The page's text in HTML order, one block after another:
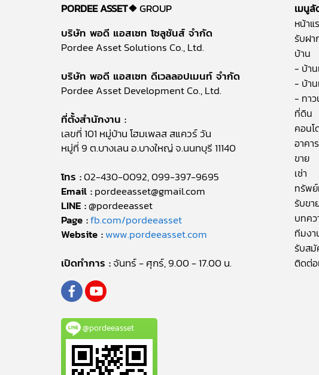
PORDEE ASSET❖GROUP
บริษัท พอดี แอสเซท โซลูชันส์ จำกัด
Pordee Asset Solutions Co., Ltd.
บริษัท พอดี แอสเซท ดีเวลลอปเมนท์ จำกัด
Pordee Asset Development Co., Ltd.
ที่ตั้งสำนักงาน :
เลขที่ 101 หมู่บ้าน โฮมเพลส สแควร์ วัน
หมู่ที่ 9 ต.บางเลน อ.บางใหญ่ จ.นนทบุรี 11140
โทร :02-430-0092, 099-397-9695
Email :pordeeasset@gmail.com
LINE :@pordeeasset
Page :fb.com/pordeeasset
Website :www.pordeeasset.com
เปิดทำการ :จันทร์ - ศุกร์, 9.00 - 17.00 น.
@pordeeasset
เมนูลั
หน้าแ
รับฝา
บ้าน
- บ้าน
- บ้า
- ทาว
ที่ดิน
คอนโ
อาค
ขาย
เช่า
ทรัพ
รับขา
บทคว
ทีมง
รับส
ติดต่อ